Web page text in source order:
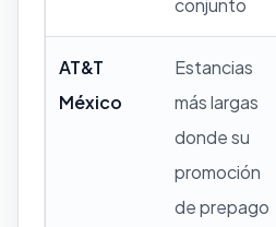
conjunto
AT&T
México
Estancias
más largas
donde su
promoción
de prepago